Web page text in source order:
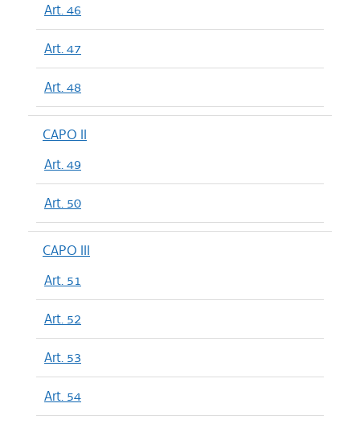
Art. 46
Art. 47
Art. 48
CAPO II
Art. 49
Art. 50
CAPO III
Art. 51
Art. 52
Art. 53
Art. 54